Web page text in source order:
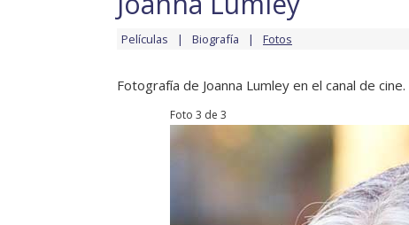
Películas Biografía Fotos
Fotografía de Joanna Lumley en el canal de cine.
Foto 3 de 3